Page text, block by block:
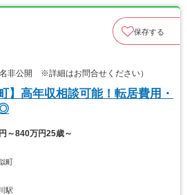
保存する
非公開 ※詳細はお問合せください）
】高年収相談可能！転居費用・
◎
～840万円25歳～
町
駅